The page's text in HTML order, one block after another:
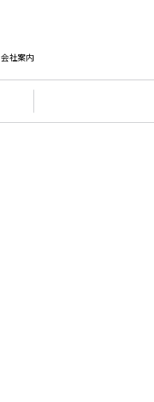
会社案内